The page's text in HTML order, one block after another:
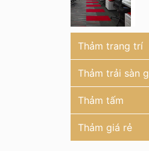
Thảm trang trí
Thảm trải sàn
Thảm tấm
Thảm giá rẻ